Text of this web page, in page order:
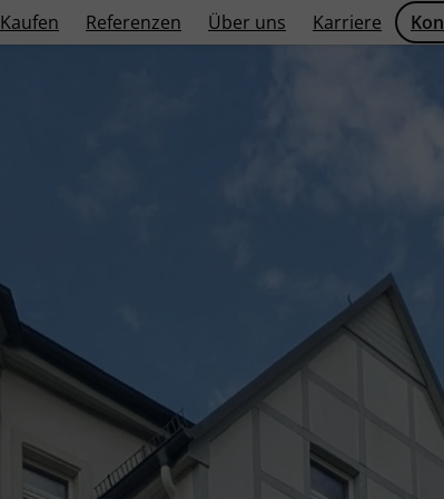
Kaufen Referenzen Über uns Karriere